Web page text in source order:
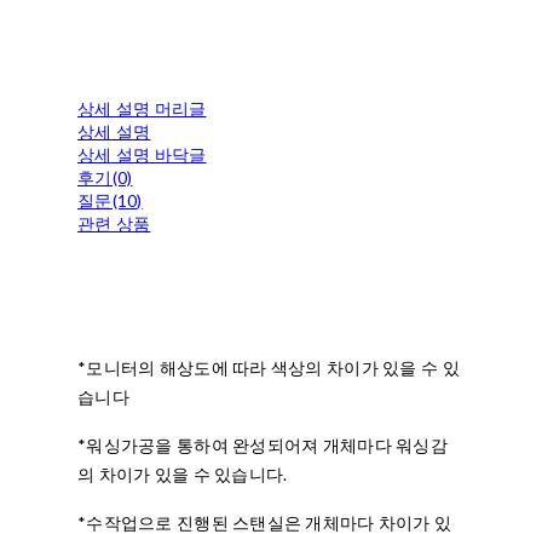
상세 설명 머리글
상세 설명
상세 설명 바닥글
후기(0)
질문(10)
관련 상품
*모니터의 해상도에 따라 색상의 차이가 있을 수 있
습니다
*워싱가공을 통하여 완성되어져 개체마다 워싱감
의 차이가 있을 수 있습니다.
*수작업으로 진행된 스탠실은 개체마다 차이가 있